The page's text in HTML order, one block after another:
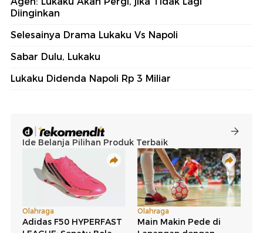
Diinginkan
Selesainya Drama Lukaku Vs Napoli
Sabar Dulu, Lukaku
Lukaku Didenda Napoli Rp 3 Miliar